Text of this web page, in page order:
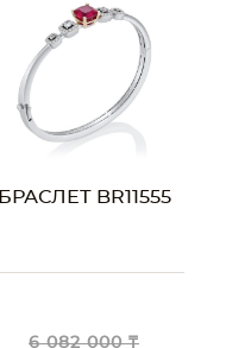
БРАСЛЕТ BR11555
6 082 000 ₸